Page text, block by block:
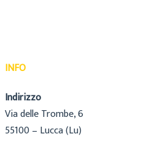
INFO
Indirizzo
Via delle Trombe, 6
55100 – Lucca (Lu)